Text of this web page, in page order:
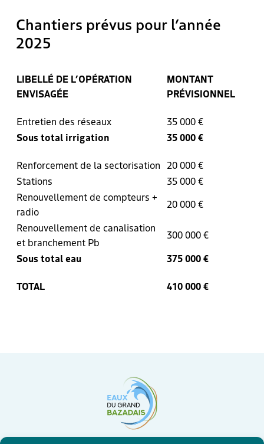
Chantiers prévus pour l’année
2025
LIBELLÉ DE L’OPÉRATION
ENVISAGÉE
MONTANT
PRÉVISIONNEL
Entretien des réseaux
35 000 €
Sous total irrigation
35 000 €
Renforcement de la sectorisation 20 000 €
Stations
35 000 €
Renouvellement de compteurs +
radio
20 000 €
Renouvellement de canalisation
et branchement Pb
300 000 €
Sous total eau
375 000 €
TOTAL 410 000 €